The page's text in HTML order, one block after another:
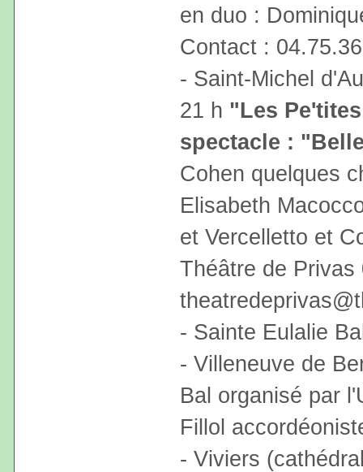
en duo :
Contact :
- Saint-Michel
21 h "Les
spectacle :
Cohen quelques
Elisabeth
et Vercelletto et
Théâtre de Privas
- Sainte Eulalie
- Villeneuve de
Bal organisé par
Fillol
- Viviers